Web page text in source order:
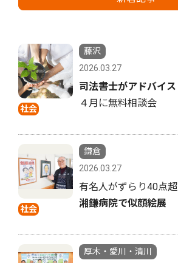
社会
藤沢
2026.03.27
司法書士がアドバイス
４月に無料相談会
社会
鎌倉
2026.03.27
有名人がずらり40点超
湘鎌病院で似顔絵展
厚木・愛川・清川